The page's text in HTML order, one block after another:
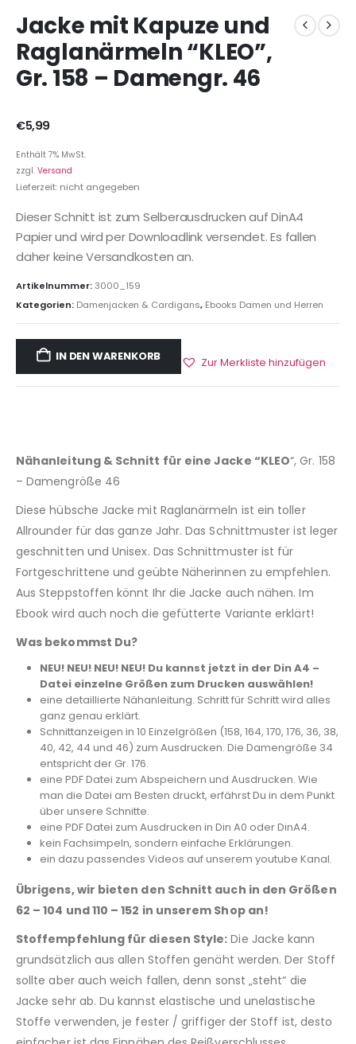
Jacke mit Kapuze und
Raglanärmeln “KLEO”,
Gr. 158 – Damengr. 46
€5,99
Enthält 7% MwSt.
zzgl. Versand
Lieferzeit: nicht angegeben
Dieser Schnitt ist zum Selberausdrucken auf DinA4
Papier und wird per Downloadlink versendet. Es fallen
daher keine Versandkosten an.
Artikelnummer:3000_159
Kategorien: Damenjacken & Cardigans, Ebooks Damen und Herren
IN DEN WARENKORB Zur Merkliste hinzufügen
Nähanleitung & Schnitt für eine Jacke “KLEO“, Gr. 158
– Damengröße 46
Diese hübsche Jacke mit Raglanärmeln ist ein toller
Allrounder für das ganze Jahr. Das Schnittmuster ist leger
geschnitten und Unisex. Das Schnittmuster ist für
Fortgeschrittene und geübte Näherinnen zu empfehlen.
Aus Steppstoffen könnt Ihr die Jacke auch nähen. Im
Ebook wird auch noch die gefütterte Variante erklärt!
Was bekommst Du?
NEU! NEU! NEU! NEU! Du kannst jetzt in der Din A4 –
Datei einzelne Größen zum Drucken auswählen!
eine detaillierte Nähanleitung. Schritt für Schritt wird alles
ganz genau erklärt.
Schnittanzeigen in 10 Einzelgrößen (158, 164, 170, 176, 36, 38,
40, 42, 44 und 46) zum Ausdrucken. Die Damengröße 34
entspricht der Gr. 176.
eine PDF Datei zum Abspeichern und Ausdrucken. Wie
man die Datei am Besten druckt, erfährst Du in dem Punkt
über unsere Schnitte.
eine PDF Datei zum Ausdrucken in Din A0 oder DinA4.
kein Fachsimpeln, sondern einfache Erklärungen.
ein dazu passendes Videos auf unserem youtube Kanal.
Übrigens, wir bieten den Schnitt auch in den Größen
62 – 104 und 110 – 152 in unserem Shop an!
Stoffempfehlung für diesen Style: Die Jacke kann
grundsätzlich aus allen Stoffen genäht werden. Der Stoff
sollte aber auch weich fallen, denn sonst „steht“ die
Jacke sehr ab. Du kannst elastische und unelastische
Stoffe verwenden, je fester / griffiger der Stoff ist, desto